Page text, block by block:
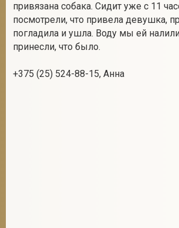
привязана собака. Сидит уже с 11
посмотрели, что привела девушка,
погладила и ушла. Воду мы ей
принесли, что было.
+375 (25) 524-88-15, Анна